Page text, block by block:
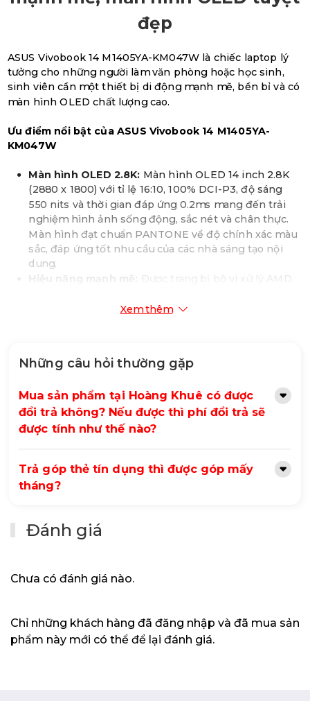
đẹp
ASUS Vivobook 14 M1405YA-KM047W là chiếc laptop lý
tưởng cho những người làm văn phòng hoặc học sinh,
sinh viên cần một thiết bị di động mạnh mẽ, bền bỉ và có
màn hình OLED chất lượng cao.
Ưu điểm nổi bật của ASUS Vivobook 14 M1405YA-
KM047W
Màn hình OLED 2.8K: Màn hình OLED 14 inch 2.8K
(2880 x 1800) với tỉ lệ 16:10, 100% DCI-P3, độ sáng
550 nits và thời gian đáp ứng 0.2ms mang đến trải
nghiệm hình ảnh sống động, sắc nét và chân thực.
Màn hình đạt chuẩn PANTONE về độ chính xác màu
sắc, đáp ứng tốt nhu cầu của các nhà sáng tạo nội
dung.
Hiệu năng mạnh mẽ:
Được trang bị bộ vi xử lý AMD
4.5GHz, cùng với RAM 8GB DDR4 và card đồ họa tích
online.
3.0 mang lại tốc độ khởi động nhanh chóng và thời
gian tải ứng dụng ngắn.
Thiết kế mỏng nhẹ, hiện đại:
sang trọng với các đường nét tinh tế, cùng với phiên
bản màu bạc thời thượng, phù hợp với mọi phong
hành trình phím 1.4mm mang đến trải nghiệm gõ
ASUS SonicMaster mang đến trải nghiệm âm thanh
đầy đủ các cổng kết nối hiện đại như USB 3.2 Gen 2
Type-C, USB 3.2 Gen 1 Type-A, HDMI 2.0 và khe đọc
thẻ nhớ microSD.
Xem thêm
Những câu hỏi thường gặp
Mua sản phẩm tại Hoàng Khuê có được
đổi trả không? Nếu được thì phí đổi trả sẽ
được tính như thế nào?
Trả góp thẻ tín dụng thì được góp mấy
tháng?
Đánh giá
Chưa có đánh giá nào.
Chỉ những khách hàng đã đăng nhập và đã mua sản
phẩm này mới có thể để lại đánh giá.